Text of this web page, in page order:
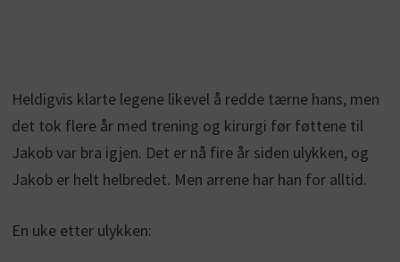
Heldigvis klarte legene likevel å redde tærne hans, men
det tok flere år med trening og kirurgi før føttene til
Jakob var bra igjen. Det er nå fire år siden ulykken, og
Jakob er helt helbredet. Men arrene har han for alltid.
En uke etter ulykken: